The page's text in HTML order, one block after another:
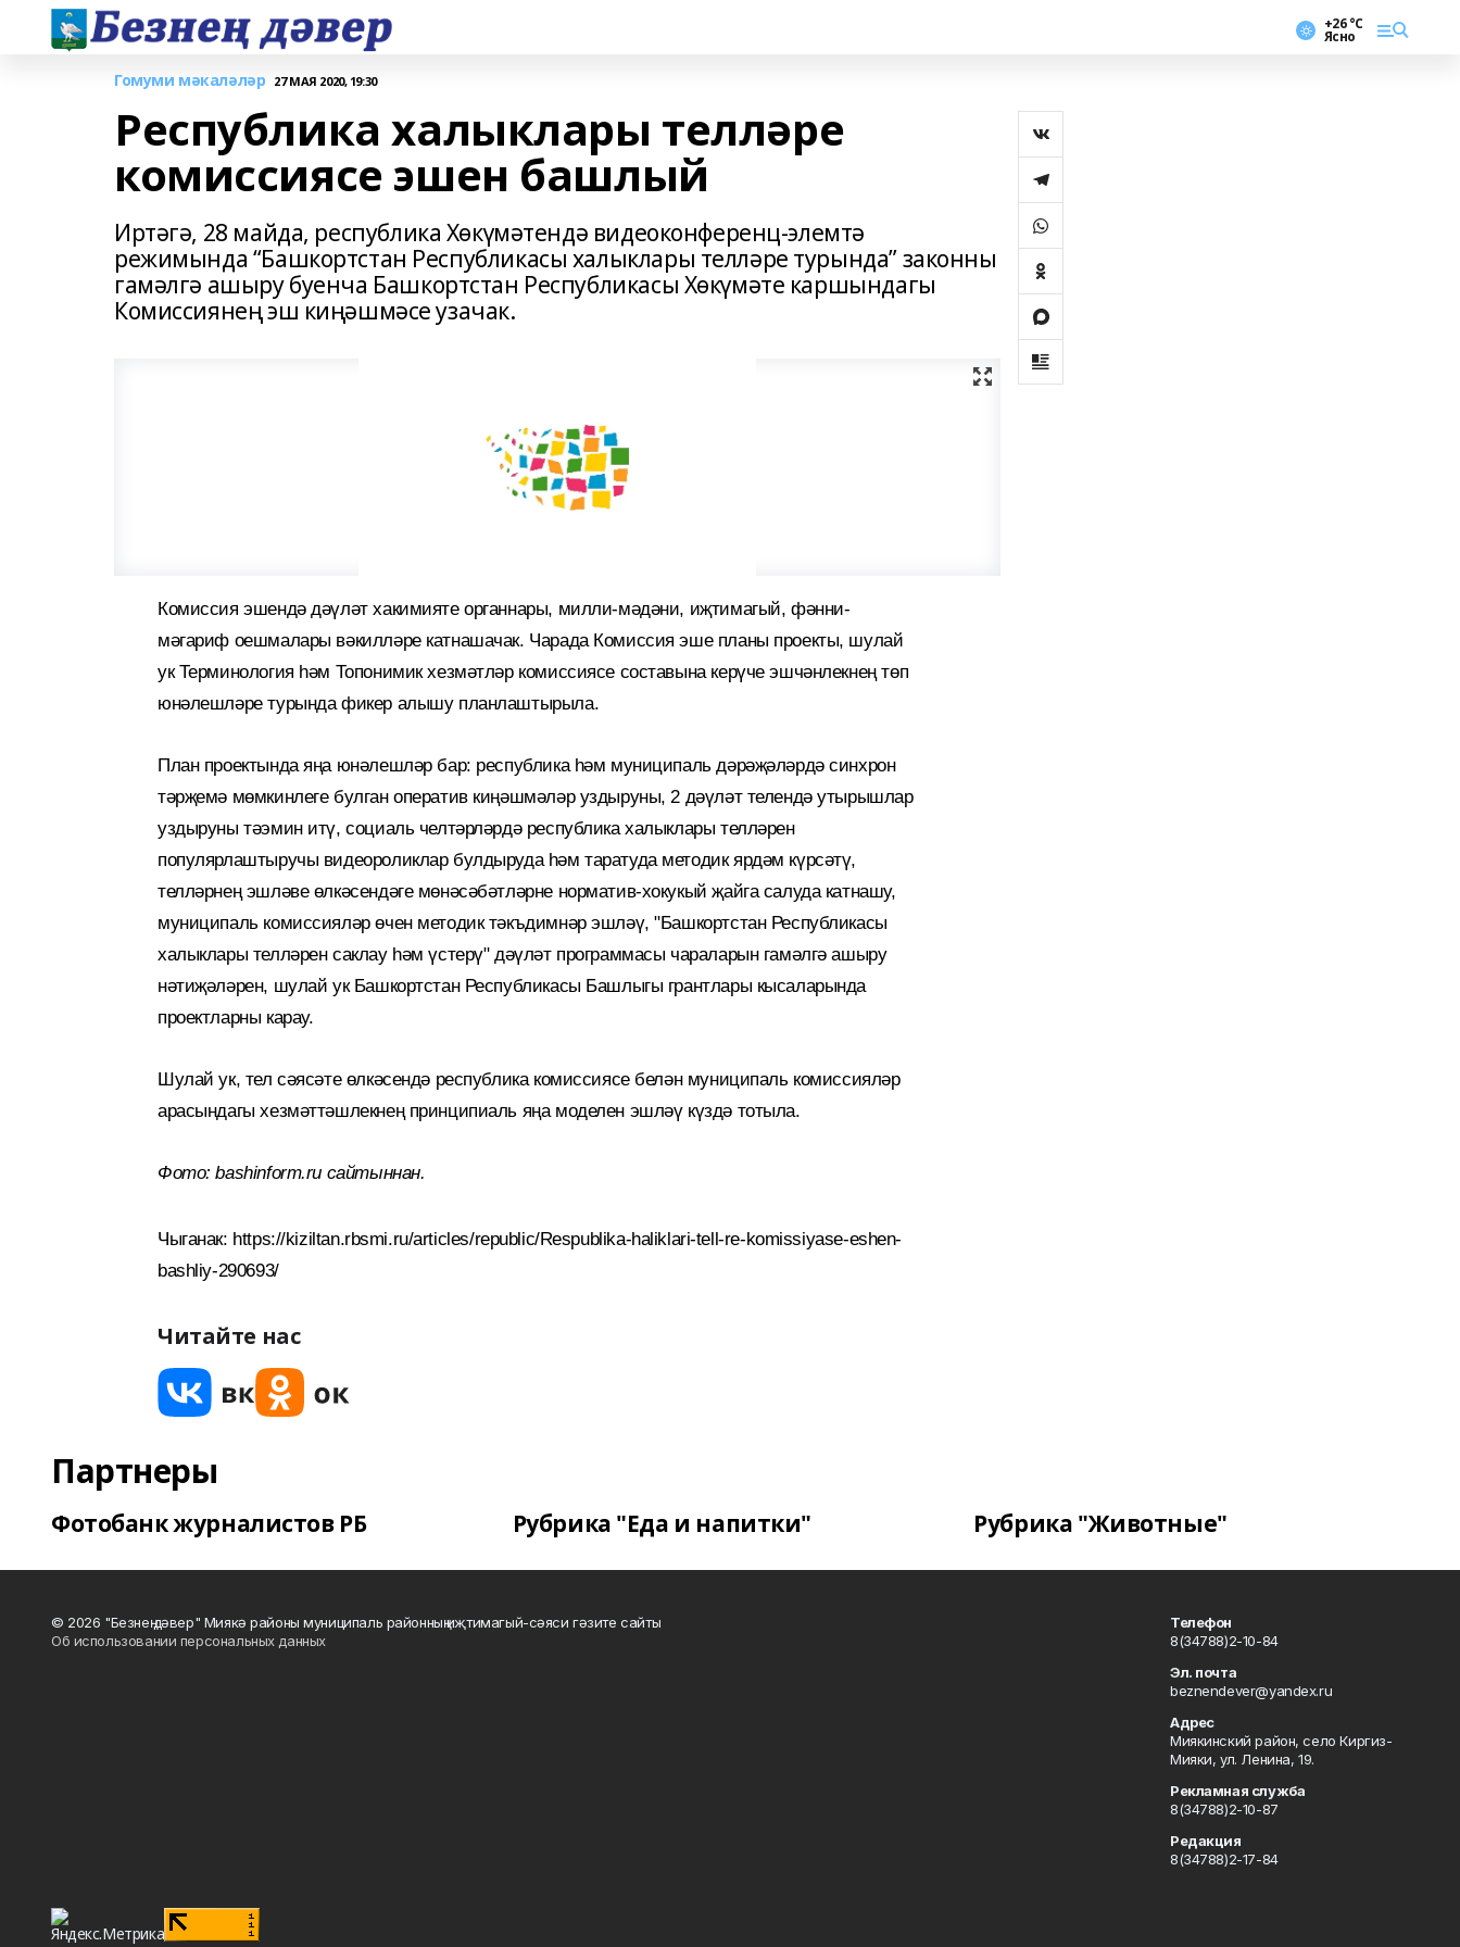
+26 °С
Ясно
Гомуми мәкаләләр 27 МАЯ 2020, 19:30
Республика халыклары телләре
комиссиясе эшен башлый
Иртәгә, 28 майда, республика Хөкүмәтендә видеоконференц-элемтә
режимында “Башкортстан Республикасы халыклары телләре турында” законны
гамәлгә ашыру буенча Башкортстан Республикасы Хөкүмәте каршындагы
Комиссиянең эш киңәшмәсе узачак.
Комиссия эшендә дәүләт хакимияте органнары, милли-мәдәни, иҗтимагый, фәнни-
мәгариф оешмалары вәкилләре катнашачак. Чарада Комиссия эше планы проекты, шулай
ук Терминология һәм Топонимик хезмәтләр комиссиясе составына керүче эшчәнлекнең төп
юнәлешләре турында фикер алышу планлаштырыла.
План проектында яңа юнәлешләр бар: республика һәм муниципаль дәрәҗәләрдә синхрон
тәрҗемә мөмкинлеге булган оператив киңәшмәләр уздыруны, 2 дәүләт телендә утырышлар
уздыруны тәэмин итү, социаль челтәрләрдә республика халыклары телләрен
популярлаштыручы видеороликлар булдыруда һәм таратуда методик ярдәм күрсәтү,
телләрнең эшләве өлкәсендәге мөнәсәбәтләрне норматив-хокукый җайга салуда катнашу,
муниципаль комиссияләр өчен методик тәкъдимнәр эшләү, "Башкортстан Республикасы
халыклары телләрен саклау һәм үстерү" дәүләт программасы чараларын гамәлгә ашыру
нәтиҗәләрен, шулай ук Башкортстан Республикасы Башлыгы грантлары кысаларында
проектларны карау.
Шулай ук, тел сәясәте өлкәсендә республика комиссиясе белән муниципаль комиссияләр
арасындагы хезмәттәшлекнең принципиаль яңа моделен эшләү күздә тотыла.
Фото: bashinform.ru сайтыннан.
Чыганак: https://kiziltan.rbsmi.ru/articles/republic/Respublika-haliklari-tell-re-komissiyase-eshen-
bashliy-290693/
Читайте нас
Партнеры
Фотобанк журналистов РБ Рубрика "Еда и напитки" Рубрика "Животные"
© 2026 "Безнең дәвер" Миякә районы муниципаль районның иҗтимагый-сәяси гәзите сайты
Об использовании персональных данных
Телефон
8(34788)2-10-84
Эл. почта
beznendever@yandex.ru
Адрес
Миякинский район, село Киргиз-
Мияки, ул. Ленина, 19.
Рекламная служба
8(34788)2-10-87
Редакция
8(34788)2-17-84